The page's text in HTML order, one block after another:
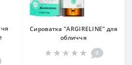
Сироватка "ARGIRELINE" для
обличчя
0